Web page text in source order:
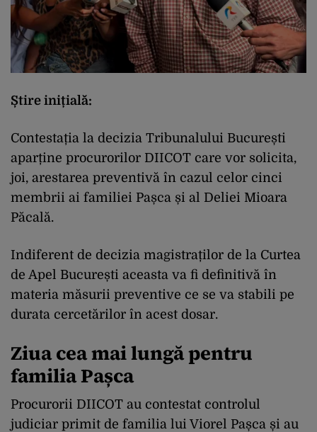
Știre inițială:
Contestația la decizia Tribunalului București
aparține procurorilor DIICOT care vor solicita,
joi, arestarea preventivă în cazul celor cinci
membrii ai familiei Pașca și al Deliei Mioara
Păcală.
Indiferent de decizia magistraților de la Curtea
de Apel București aceasta va fi definitivă în
materia măsurii preventive ce se va stabili pe
durata cercetărilor în acest dosar.
Ziua cea mai lungă pentru
familia Pașca
Procurorii DIICOT au contestat controlul
judiciar primit de familia lui Viorel Pașca și au